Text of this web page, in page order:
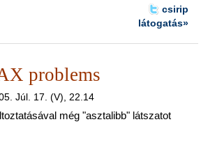
csirip
látogatás»
problems
Júl. 17. (V), 22.14
még "asztalibb" látszatot